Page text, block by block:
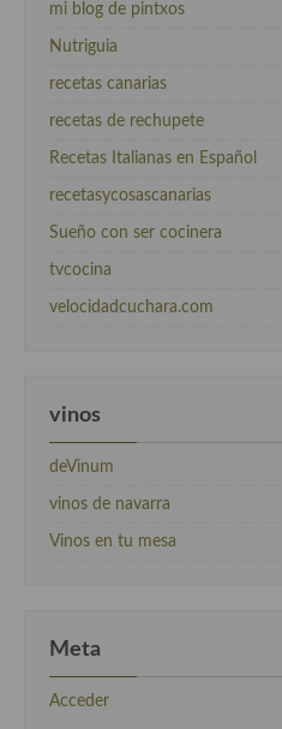
mi blog de pintxos
Nutriguia
recetas canarias
recetas de rechupete
Recetas Italianas en Español
recetasycosascanarias
Sueño con ser cocinera
tvcocina
velocidadcuchara.com
vinos
deVinum
vinos de navarra
Vinos en tu mesa
Meta
Acceder